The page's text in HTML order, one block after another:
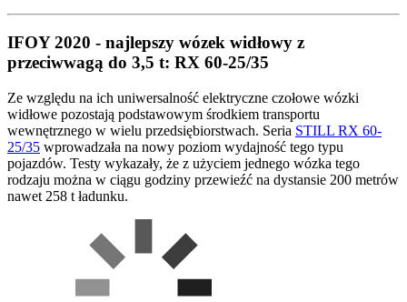
IFOY 2020 - najlepszy wózek widłowy z
przeciwwagą do 3,5 t: RX 60-25/35
Ze względu na ich uniwersalność elektryczne czołowe wózki
widłowe pozostają podstawowym środkiem transportu
wewnętrznego w wielu przedsiębiorstwach. Seria STILL RX 60-
25/35 wprowadzała na nowy poziom wydajność tego typu
pojazdów. Testy wykazały, że z użyciem jednego wózka tego
rodzaju można w ciągu godziny przewieźć na dystansie 200 metrów
nawet 258 t ładunku.